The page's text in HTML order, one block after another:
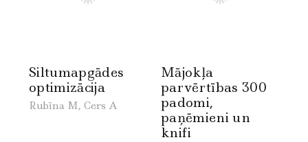
Siltumapgādes
optimizācija
Rubīna M, Cers A
Mājokļa
parvērtības 300
padomi,
paņēmieni un
knifi